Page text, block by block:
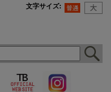
文字サイズ: